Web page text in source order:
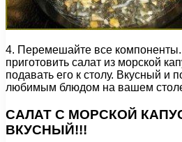
4. Перемешайте все компоненты.
приготовить салат из морской
подавать его к столу. Вкусный и
любимым блюдом на вашем
САЛАТ С МОРСКОЙ
ВКУСНЫЙ!!!